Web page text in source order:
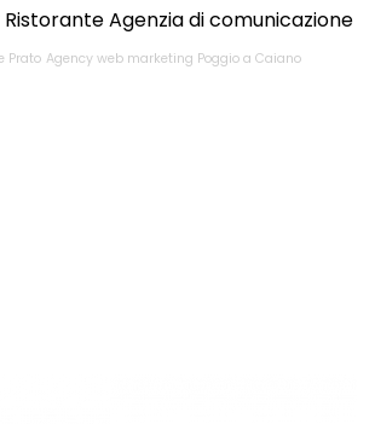
Agenzia di comunicazione
Prato Agency web marketing Poggio a Caiano